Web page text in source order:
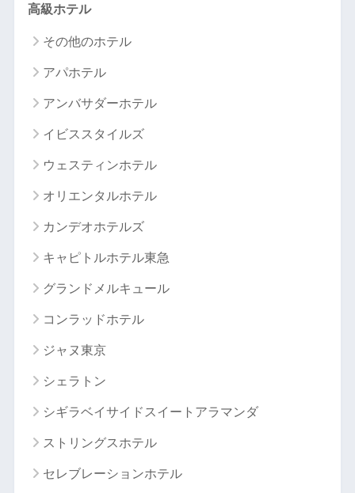
高級ホテル
その他のホテル
アパホテル
アンバサダーホテル
イビススタイルズ
ウェスティンホテル
オリエンタルホテル
カンデオホテルズ
キャピトルホテル東急
グランドメルキュール
コンラッドホテル
ジャヌ東京
シェラトン
シギラベイサイドスイートアラマンダ
ストリングスホテル
セレブレーションホテル